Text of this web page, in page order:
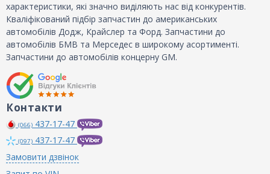
характеристики, які значно виділяють нас від конкурентів.
Кваліфікований підбір запчастин до американських
автомобілів Додж, Крайслер та Форд. Запчастини до
автомобілів БМВ та Мерседес в широкому асортименті.
Запчастини до автомобілів концерну GM.
Контакти
(066) 437-17-47
(097) 437-17-47
Замовити дзвінок